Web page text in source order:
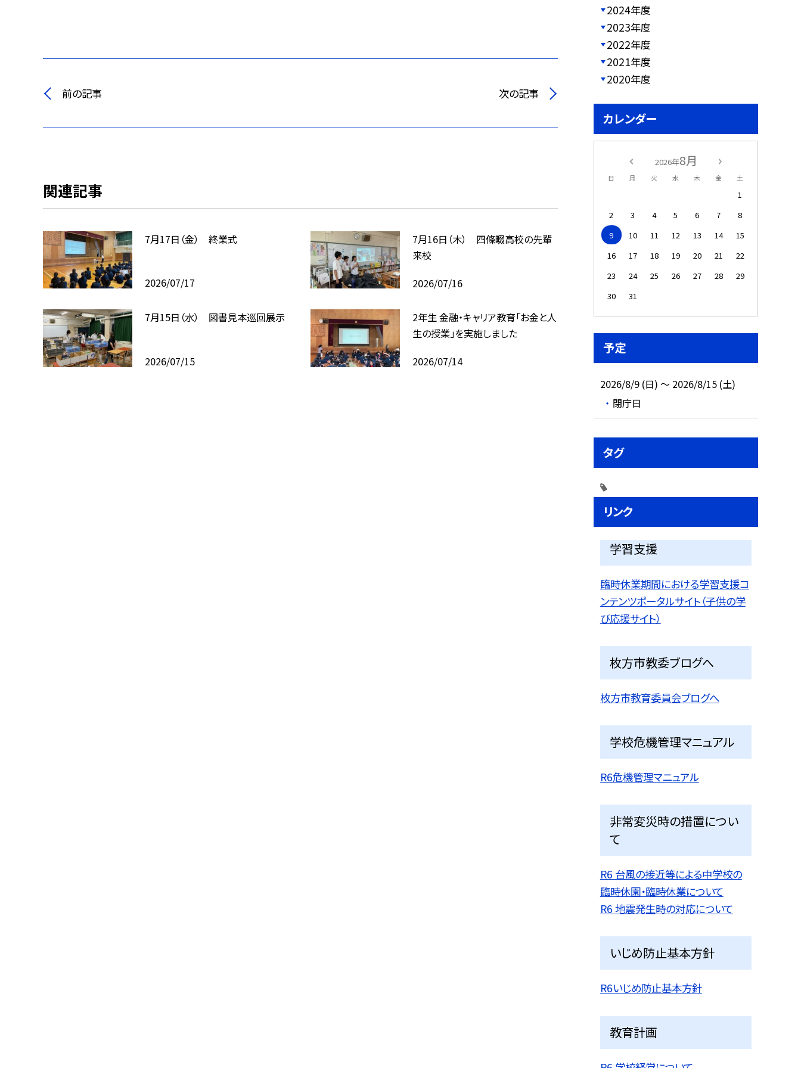
前の記事 次の記事
関連記事
7月17日（金） 終業式
2026/07/17
7月16日（木） 四條畷高校の先輩
来校
2026/07/16
7月15日（水） 図書見本巡回展示
2026/07/15
2年生 金融・キャリア教育「お金と人
生の授業」を実施しました
2026/07/14
2024年度
2023年度
2022年度
2021年度
2020年度
カレンダー
2026年8月
日 月 火 水 木 金 土
1
2
3 4 5 6 7
8
9
10 11 12 13 14
15
16
17 18 19 20 21
22
23
24 25 26 27 28
29
30
31
予定
2026/8/9 (日) ～ 2026/8/15 (土)
閉庁日
タグ
リンク
学習支援
臨時休業期間における学習支援コ
ンテンツポータルサイト（子供の学
び応援サイト）
枚方市教委ブログへ
枚方市教育委員会ブログへ
学校危機管理マニュアル
R6危機管理マニュアル
非常変災時の措置につい
て
R6 台風の接近等による中学校の
臨時休園・臨時休業について
R6 地震発生時の対応について
いじめ防止基本方針
R6いじめ防止基本方針
教育計画